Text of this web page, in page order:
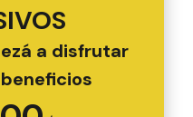
a disfrutar